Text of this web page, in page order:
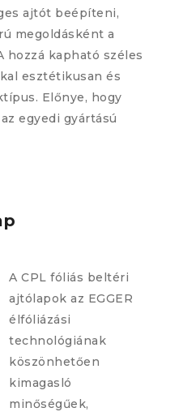
ajtót beépíteni,
megoldásként a
hozzá kapható széles
esztétikusan és
Előnye, hogy
egyedi gyártású
A CPL fóliás beltéri
ajtólapok az EGGER
élfóliázási
technológiának
köszönhetően
kimagasló
minőségűek,